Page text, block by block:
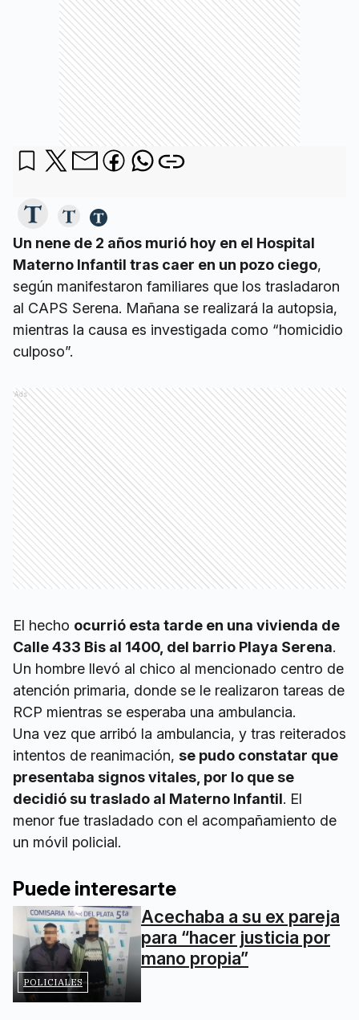
Un nene de 2 años murió hoy en el Hospital
Materno Infantil tras caer en un pozo ciego,
según manifestaron familiares que los trasladaron
al CAPS Serena. Mañana se realizará la autopsia,
mientras la causa es investigada como “homicidio
culposo”.
Ads
El hecho ocurrió esta tarde en una vivienda de
Calle 433 Bis al 1400, del barrio Playa Serena.
Un hombre llevó al chico al mencionado centro de
atención primaria, donde se le realizaron tareas de
RCP mientras se esperaba una ambulancia.
Una vez que arribó la ambulancia, y tras reiterados
intentos de reanimación, se pudo constatar que
presentaba signos vitales, por lo que se
decidió su traslado al Materno Infantil. El
menor fue trasladado con el acompañamiento de
un móvil policial.
Puede interesarte
POLICIALES
Acechaba a su ex pareja
para “hacer justicia por
mano propia”